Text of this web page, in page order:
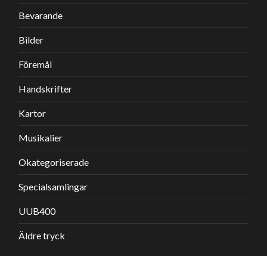
Bevarande
Bilder
Föremål
Handskrifter
Kartor
Musikalier
Okategoriserade
Specialsamlingar
UUB400
Äldre tryck